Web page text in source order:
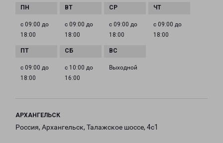
с 09:00 до
18:00
с 09:00 до
18:00
с 09:00 до
18:00
с 09:00 до
18:00
с 09:00 до
18:00
с 10:00 до
16:00
Выходной
АРХАНГЕЛЬСК
Россия, Архангельск, Талажское шоссе, 4с1